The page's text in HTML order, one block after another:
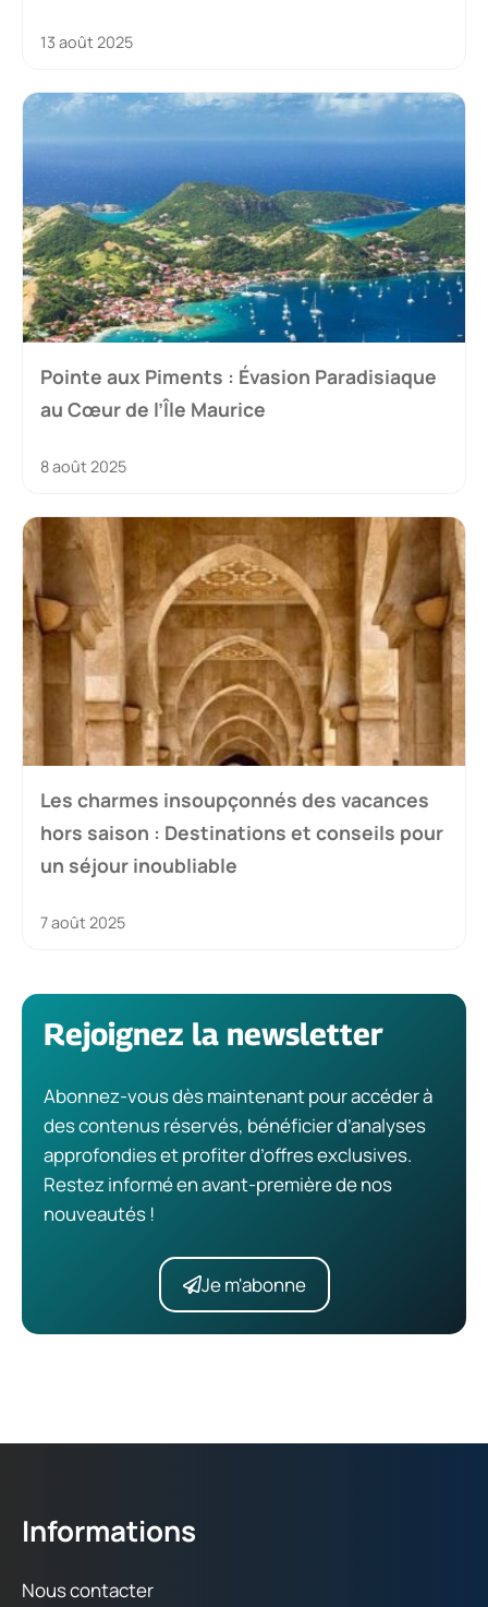
13 août 2025
Pointe aux Piments : Évasion Paradisiaque
au Cœur de l’Île Maurice
8 août 2025
Les charmes insoupçonnés des vacances
hors saison : Destinations et conseils pour
un séjour inoubliable
7 août 2025
Rejoignez la newsletter
Abonnez-vous dès maintenant pour accéder à
des contenus réservés, bénéficier d’analyses
approfondies et profiter d’offres exclusives.
Restez informé en avant-première de nos
nouveautés !
Je m'abonne
Informations
Nous contacter